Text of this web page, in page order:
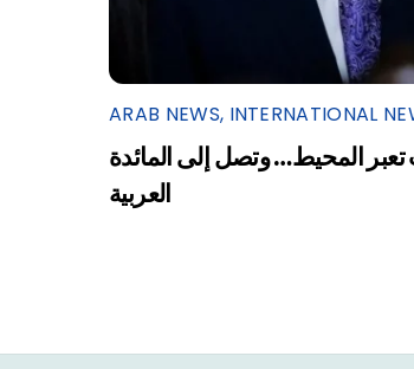
ARAB NEWS, INTERNATIONAL
المحيط… وتصل إلى المائدة
العربية